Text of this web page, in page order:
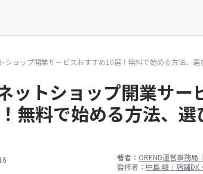
ショップ開業サービスおすすめ10選！無料で始める方法、選
ットショップ開業サー
無料で始める方法、選
著者： OREND運営事務局
監修者： 中島 崚｜店舗DX